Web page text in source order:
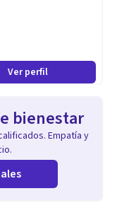
Ver perfil
bienestar
Empatía y